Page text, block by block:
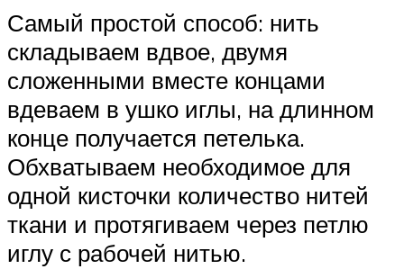
Самый простой способ: нить
складываем вдвое, двумя
сложенными вместе концами
вдеваем в ушко иглы, на длинном
конце получается петелька.
Обхватываем необходимое для
одной кисточки количество нитей
ткани и протягиваем через петлю
иглу с рабочей нитью.